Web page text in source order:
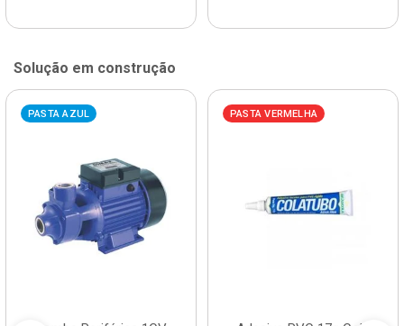
Solução em construção
PASTA AZUL PASTA VERMELHA